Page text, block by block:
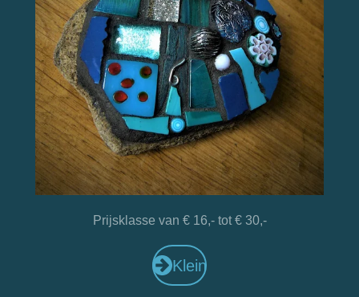
Prijsklasse van € 16,- tot € 30,-
Klein